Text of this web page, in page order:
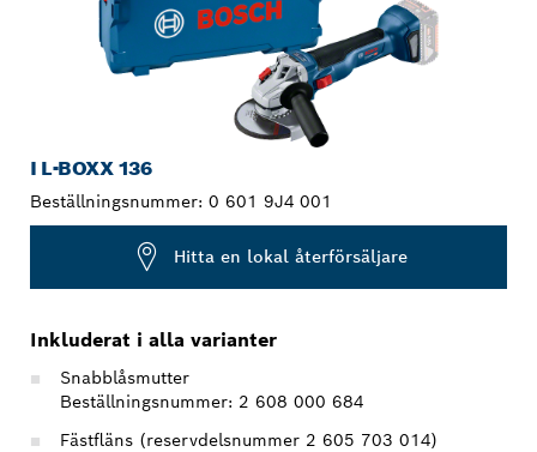
I L-BOXX 136
Beställningsnummer: 0 601 9J4 001
Hitta en lokal återförsäljare
Inkluderat i alla varianter
Snabblåsmutter
Beställningsnummer: 2 608 000 684
Fästfläns (reservdelsnummer 2 605 703 014)